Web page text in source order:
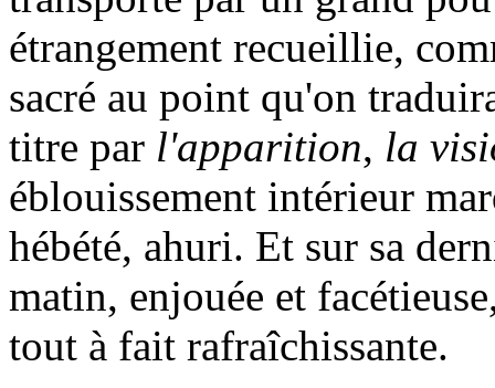
étrangement recueillie,
sacré au point qu'on
titre par l'apparition, la
éblouissement intérieur
hébété, ahuri. Et sur sa
matin, enjouée et
tout à fait rafraîchissante.